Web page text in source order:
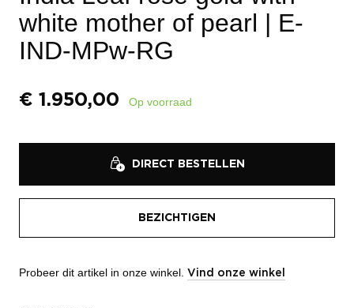
white mother of pearl | E-
IND-MPw-RG
€ 1.950,00 Op voorraad
DIRECT BESTELLEN
BEZICHTIGEN
Probeer dit artikel in onze winkel. Vind onze winkel